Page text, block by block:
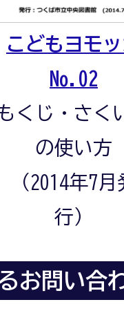
こどもヨモ
No.02
くじ・さく
の使い方
（2014年7月
行）
お問い合